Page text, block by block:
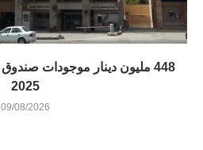
2025
09/08/2026